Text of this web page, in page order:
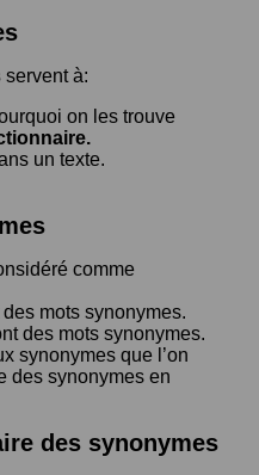
servent à:
on les trouve
un texte.
comme
des mots synonymes.
des mots synonymes.
synonymes que l’on
des synonymes en
des synonymes